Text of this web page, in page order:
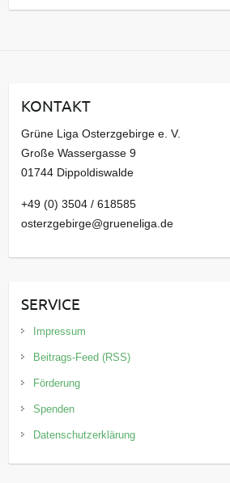
a
v
KONTAKT
Grüne Liga Osterzgebirge e. V.
Große Wassergasse 9
01744 Dippoldiswalde
+49 (0) 3504 / 618585
osterzgebirge@grueneliga.de
SERVICE
Impressum
Beitrags-Feed (RSS)
Förderung
Spenden
Datenschutzerklärung